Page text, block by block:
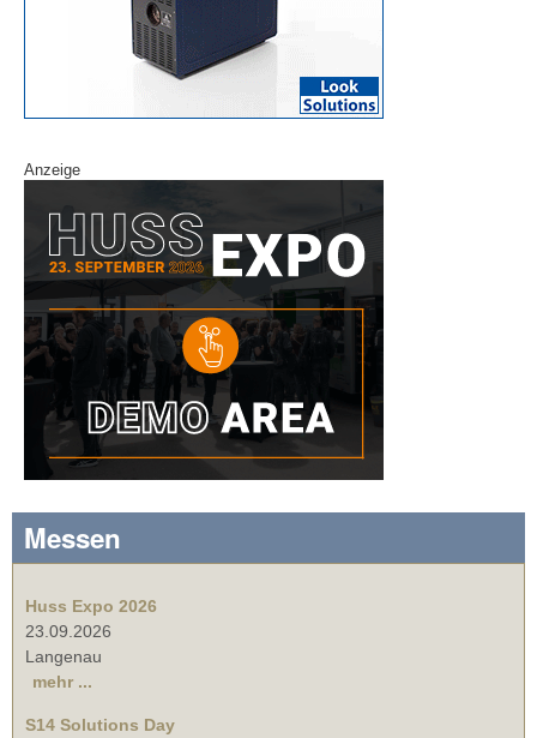
Anzeige
Messen
Huss Expo 2026
23.09.2026
Langenau
mehr ...
S14 Solutions Day